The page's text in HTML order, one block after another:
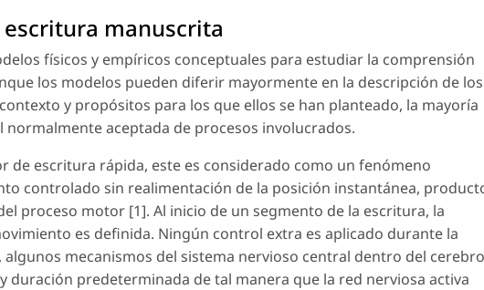
escritura manuscrita
físicos y empíricos conceptuales para estudiar la comprensión
los modelos pueden diferir mayormente en la descripción de los
y propósitos para los que ellos se han planteado, la mayoría
normalmente aceptada de procesos involucrados.
de escritura rápida, este es considerado como un fenómeno
controlado sin realimentación de la posición instantánea,
proceso motor [1]. Al inicio de un segmento de la escritura, la
es definida. Ningún control extra es aplicado durante la
algunos mecanismos del sistema nervioso central dentro del
duración predeterminada de tal manera que la red nerviosa activa